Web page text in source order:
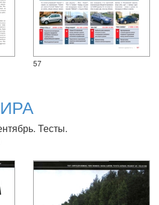
57
Тесты.